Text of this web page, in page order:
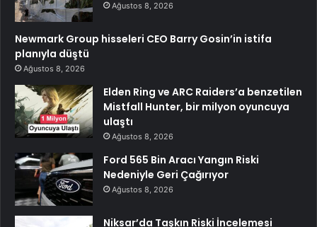
Ağustos 8, 2026
Newmark Group hisseleri CEO Barry Gosin’in istifa
planıyla düştü
Ağustos 8, 2026
Elden Ring ve ARC Raiders’a benzetilen
Mistfall Hunter, bir milyon oyuncuya
ulaştı
Ağustos 8, 2026
Ford 565 Bin Aracı Yangın Riski
Nedeniyle Geri Çağırıyor
Ağustos 8, 2026
Niksar’da Taşkın Riski İncelemesi